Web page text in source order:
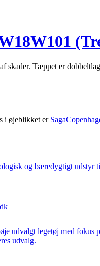
skader. Tæppet er
i øjeblikket er
og bæredygtigt
udvalgt legetøj med
udvalg.